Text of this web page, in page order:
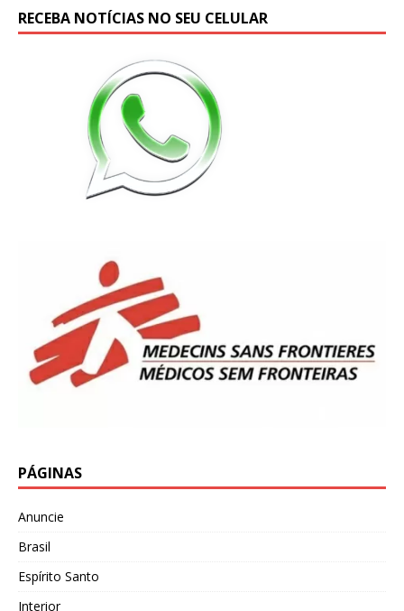
RECEBA NOTÍCIAS NO SEU CELULAR
PÁGINAS
Anuncie
Brasil
Espírito Santo
Interior